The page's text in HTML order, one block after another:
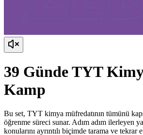
39 Günde TYT
Kamp
Bu set, TYT kimya müfredatının tümünü
öğrenme süreci sunar. Adım adım ilerleyen
konularını ayrıntılı biçimde tarama ve tekrar